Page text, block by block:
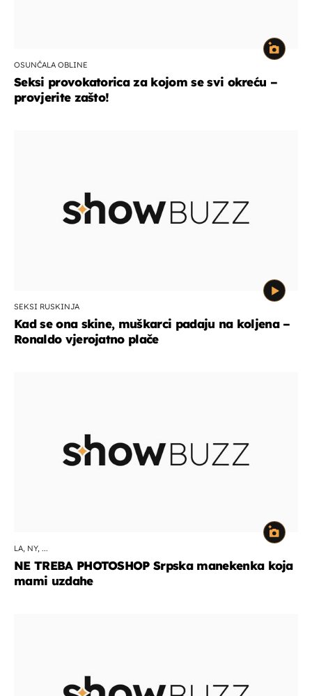
OSUNČALA OBLINE
Seksi provokatorica za kojom se svi okreću –
provjerite zašto!
SEKSI RUSKINJA
Kad se ona skine, muškarci padaju na koljena –
Ronaldo vjerojatno plače
LA, NY, ...
NE TREBA PHOTOSHOP Srpska manekenka koja
mami uzdahe